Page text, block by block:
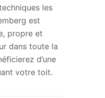
les
est
propre et
dans toute la
d’une
votre toit.